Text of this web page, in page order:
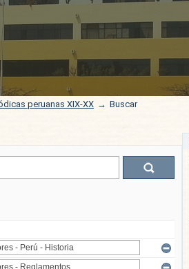
peruanas XIX-XX → Buscar